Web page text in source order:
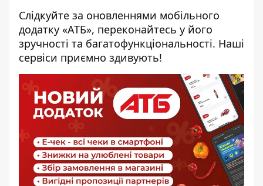
Слідкуйте за оновленнями мобільного
додатку «АТБ», переконайтесь у його
зручності та багатофункціональності. Наші
сервіси приємно здивують!